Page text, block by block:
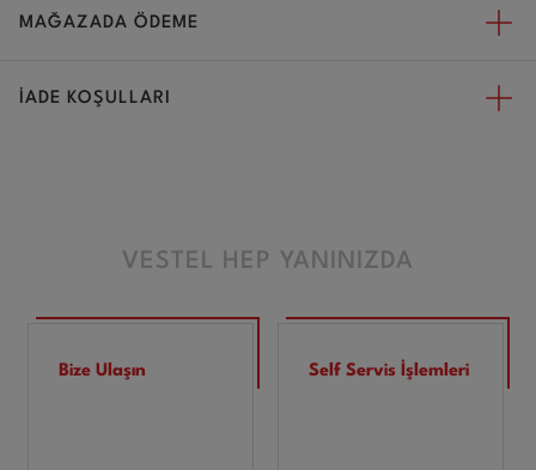
MAĞAZADA ÖDEME
İADE KOŞULLARI
VESTEL HEP YANINIZDA
Bize Ulaşın Self Servis İşlemleri